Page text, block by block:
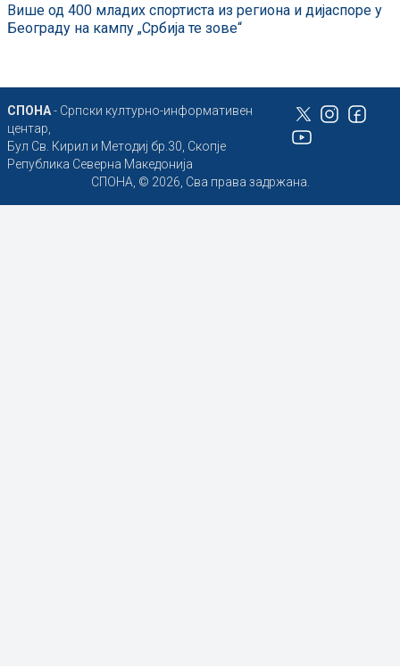
Више од 400 младих спортиста из региона и дијаспоре у
Београду на кампу „Србија те зове“
СПОНА- Српски културно-информативен
центар,
Бул Св. Кирил и Методиј бр.30, Скопје
Република Северна Македонија
СПОНА, © 2026, Сва права задржана.